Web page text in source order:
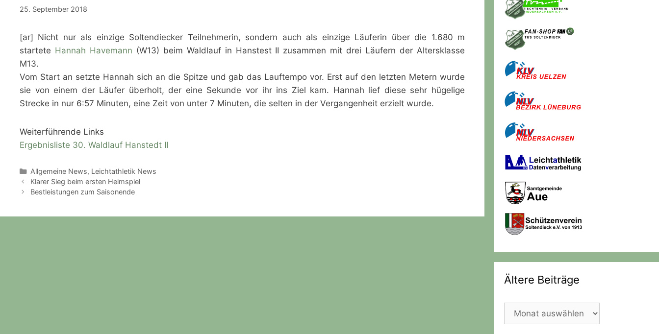
25. September 2018
[ar] Nicht nur als einzige Soltendiecker Teilnehmerin, sondern auch als einzige Läuferin über die 1.680 m
startete Hannah Havemann (W13) beim Waldlauf in Hanstest II zusammen mit drei Läufern der Altersklasse
M13.
Vom Start an setzte Hannah sich an die Spitze und gab das Lauftempo vor. Erst auf den letzten Metern wurde
sie von einem der Läufer überholt, der eine Sekunde vor ihr ins Ziel kam. Hannah lief diese sehr hügelige
Strecke in nur 6:57 Minuten, eine Zeit von unter 7 Minuten, die selten in der Vergangenheit erzielt wurde.
Weiterführende Links
Ergebnisliste 30. Waldlauf Hanstedt II
Kategorien
Allgemeine News, Leichtathletik News
Klarer Sieg beim ersten Heimspiel
Bestleistungen zum Saisonende
Ältere Beiträge
Ältere
Beiträge